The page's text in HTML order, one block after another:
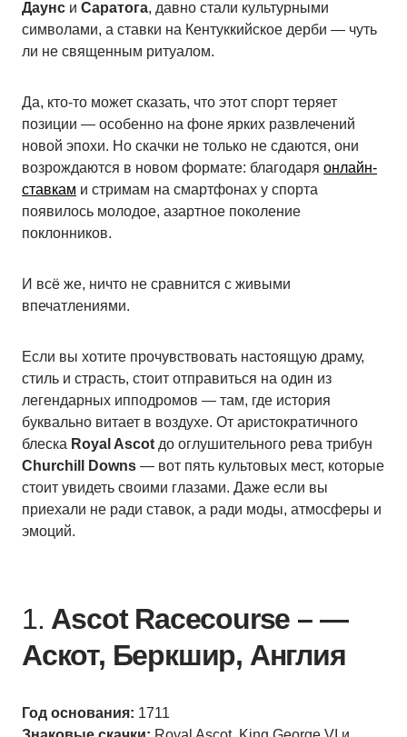
Даунс и Саратога, давно стали культурными
символами, а ставки на Кентуккийское дерби — чуть
ли не священным ритуалом.
Да, кто-то может сказать, что этот спорт теряет
позиции — особенно на фоне ярких развлечений
новой эпохи. Но скачки не только не сдаются, они
возрождаются в новом формате: благодаря онлайн-
ставкам и стримам на смартфонах у спорта
появилось молодое, азартное поколение
поклонников.
И всё же, ничто не сравнится с живыми
впечатлениями.
Если вы хотите прочувствовать настоящую драму,
стиль и страсть, стоит отправиться на один из
легендарных ипподромов — там, где история
буквально витает в воздухе. От аристократичного
блеска Royal Ascot до оглушительного рева трибун
Churchill Downs — вот пять культовых мест, которые
стоит увидеть своими глазами. Даже если вы
приехали не ради ставок, а ради моды, атмосферы и
эмоций.
1. Ascot Racecourse – —
Аскот, Беркшир, Англия
Год основания: 1711